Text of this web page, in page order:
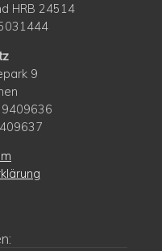
HRB 24514
9
9409636